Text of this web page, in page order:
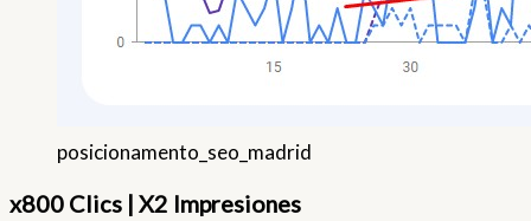
posicionamento_seo_madrid
x800 Clics | X2 Impresiones